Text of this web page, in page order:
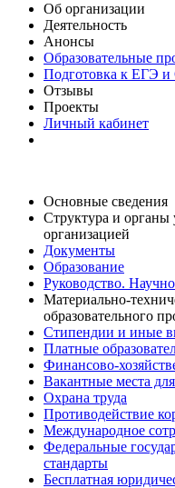
Об организации
Деятельность
Анонсы
Образовательные
Подготовка к ЕГЭ
Отзывы
Проекты
Личный кабинет
Основные сведения
Структура и органы
организацией
Документы
Образование
Руководство.
Материально-
образовательного
Стипендии и иные
Платные
Финансово-
Вакантные места
Охрана труда
Противодействие
Международное
Федеральные
стандарты
Бесплатная